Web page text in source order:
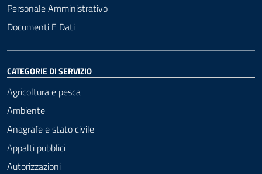
Personale Amministrativo
Documenti E Dati
CATEGORIE DI SERVIZIO
Agricoltura e pesca
Ambiente
Anagrafe e stato civile
Appalti pubblici
Autorizzazioni